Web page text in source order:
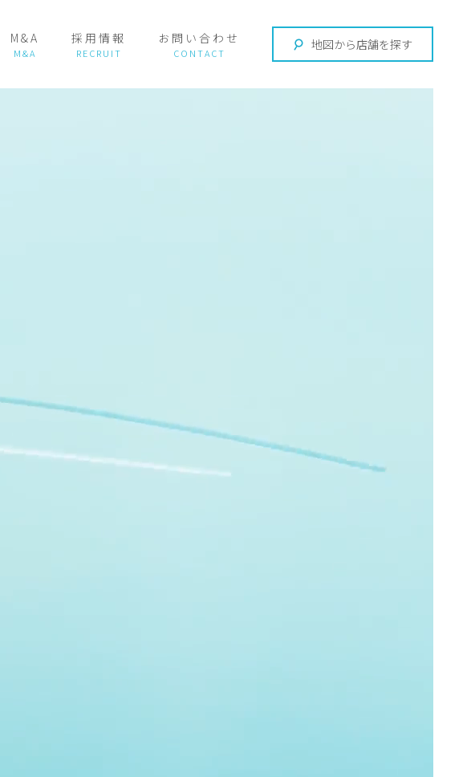
M&A 採用情報 お問い合わせ 地図から店舗を探す